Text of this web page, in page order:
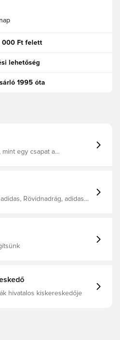
000 Ft felett
lehetőség
1995 óta
egy csapat a
Rövidnadrág, adidas
hivatalos kiskereskedője